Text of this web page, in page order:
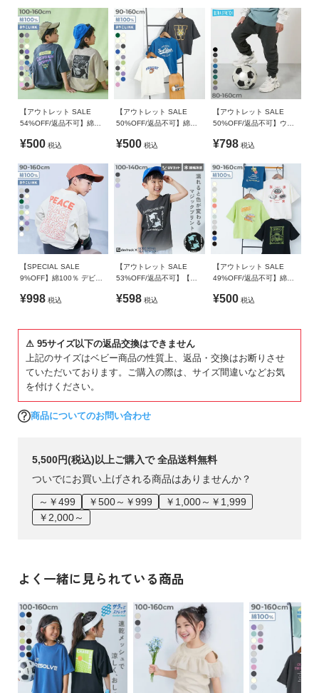
程よくトレンド感のあるリラックススタイルに〇
1枚で着用するのはもちろん、ロング丈のインナーを裾から覗
かせるとこなれ感のある印象にも仕上がります。
素材・サイズ等の品質に違いはございません。
半袖Tシャツ
【アウトレット SALE
54%OFF/返品不可】綿
BIGシルエット プリント半
¥500 税込
【アウトレット SALE
50%OFF/返品不可】綿
エット プリント半袖Tシャ
¥500 税込
【アウトレット SALE
50%OFF/返品不可】ウル
ンツ(やわらかタッチ)
¥798 税込
【SPECIAL SALE
9%OFF】綿100％ デビラ
ト袖リブ 長袖Tシャツ
¥998 税込
【アウトレット SALE
53%OFF/返品不可】【神
ボ】色が変わるマジックプ
¥598 税込
【アウトレット SALE
49%OFF/返品不可】綿
食堂】 BIGシルエット プ
¥500 税込
⚠ 95サイズ以下の返品交換はできません
上記のサイズはベビー商品の性質上、返品・交換はお断りさせ
ていただいております。ご購入の際は、サイズ間違いなどお気
を付けください。
商品についてのお問い合わせ
5,500円(税込)以上ご購入で 全品送料無料
ついでにお買い上げされる商品はありませんか？
～￥499
￥500～￥999
￥1,000～￥1,999
￥2,000～
よく一緒に見られている商品